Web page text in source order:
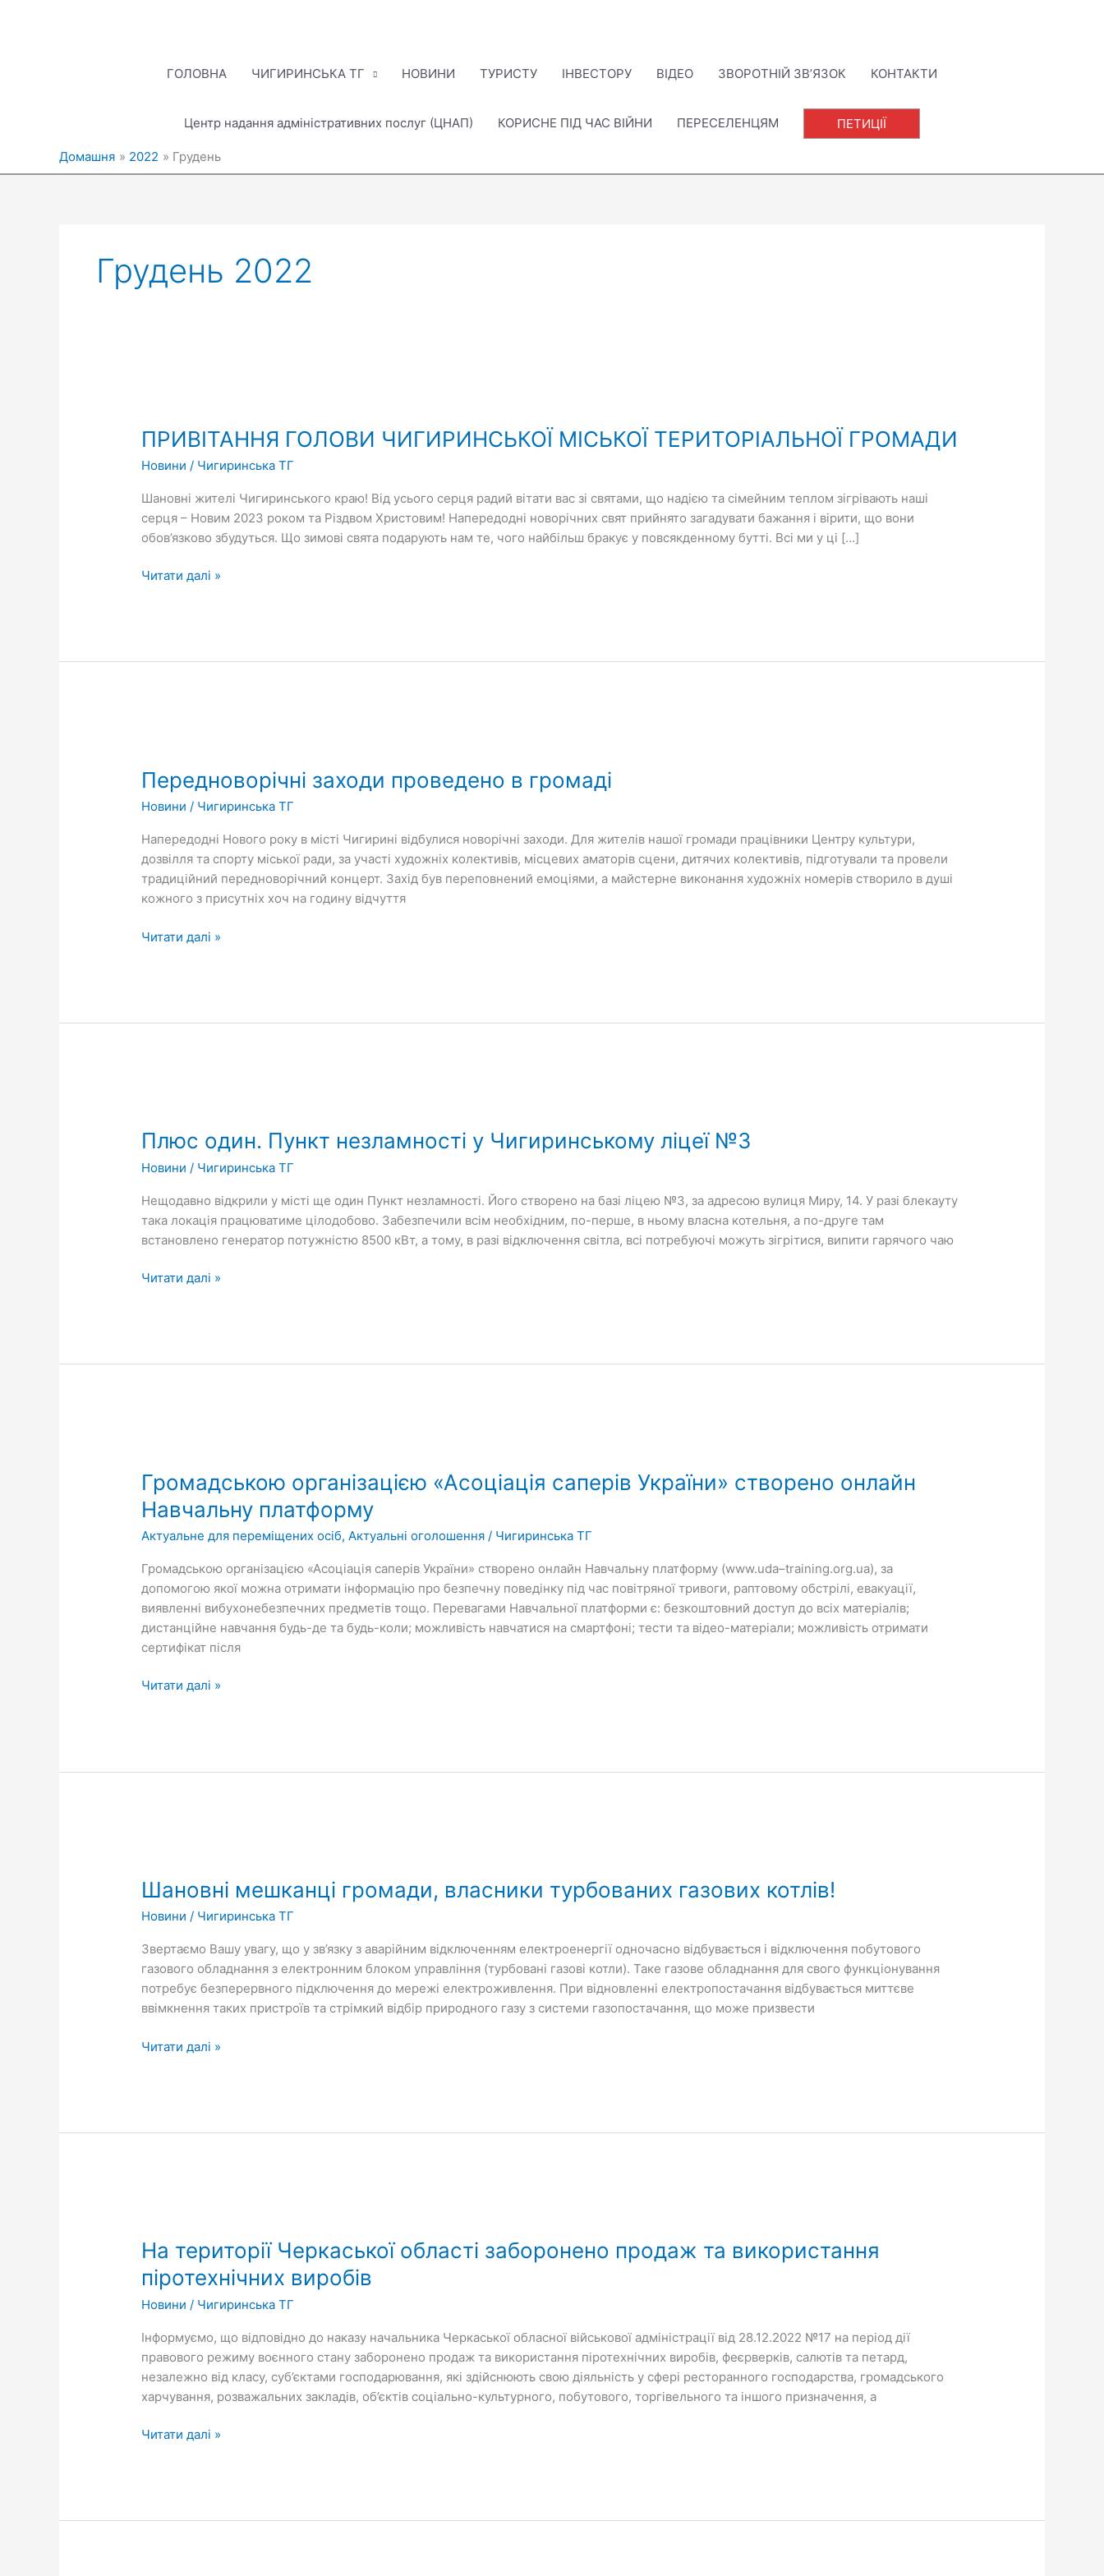
ГОЛОВНА
ЧИГИРИНСЬКА ТГ НОВИНИ ТУРИСТУ ІНВЕСТОРУ ВІДЕО ЗВОРОТНІЙ ЗВ’ЯЗОК КОНТАКТИ
Центр надання адміністративних послуг (ЦНАП) КОРИСНЕ ПІД ЧАС ВІЙНИ ПЕРЕСЕЛЕНЦЯМ ПЕТИЦІЇ
Домашня 2022 Грудень
Грудень 2022
ПРИВІТАННЯ ГОЛОВИ ЧИГИРИНСЬКОЇ МІСЬКОЇ ТЕРИТОРІАЛЬНОЇ ГРОМАДИ
Новини / Чигиринська ТГ
Шановні жителі Чигиринського краю! Від усього серця радий вітати вас зі святами, що надією та сімейним теплом зігрівають наші
серця – Новим 2023 роком та Різдвом Христовим! Напередодні новорічних свят прийнято загадувати бажання і вірити, що вони
обов’язково збудуться. Що зимові свята подарують нам те, чого найбільш бракує у повсякденному бутті. Всі ми у ці […]
ЧИГИРИНСЬКОЇ
ТЕРИТОРІАЛЬНОЇ
ГРОМАДИ
Читати далі »
Передноворічні заходи проведено в громаді
Новини / Чигиринська ТГ
Напередодні Нового року в місті Чигирині відбулися новорічні заходи. Для жителів нашої громади працівники Центру культури,
дозвілля та спорту міської ради, за участі художніх колективів, місцевих аматорів сцени, дитячих колективів, підготували та провели
традиційний передноворічний концерт. Захід був переповнений емоціями, а майстерне виконання художніх номерів створило в душі
кожного з присутніх хоч на годину відчуття
проведено
громаді
Читати далі »
Плюс один. Пункт незламності у Чигиринському ліцеї №3
Новини / Чигиринська ТГ
Нещодавно відкрили у місті ще один Пункт незламності. Його створено на базі ліцею №3, за адресою вулиця Миру, 14. У разі блекауту
така локація працюватиме цілодобово. Забезпечили всім необхідним, по-перше, в ньому власна котельня, а по-друге там
встановлено генератор потужністю 8500 кВт, а тому, в разі відключення світла, всі потребуючі можуть зігрітися, випити гарячого чаю
Пункт
у
Чигиринському
ліцеї
№3
Читати далі »
Громадською організацією «Асоціація саперів України» створено онлайн
Навчальну платформу
Актуальне для переміщених осіб,Актуальні оголошення / Чигиринська ТГ
Громадською організацією «Асоціація саперів України» створено онлайн Навчальну платформу (www.uda–training.org.ua), за
допомогою якої можна отримати інформацію про безпечну поведінку під час повітряної тривоги, раптовому обстрілі, евакуації,
виявленні вибухонебезпечних предметів тощо. Перевагами Навчальної платформи є: безкоштовний доступ до всіх матеріалів;
дистанційне навчання будь-де та будь-коли; можливість навчатися на смартфоні; тести та відео-матеріали; можливість отримати
сертифікат після
«Асоціація
саперів
України»
створено
Навчальну
платформу
Читати далі »
Шановні мешканці громади, власники турбованих газових котлів!
Новини / Чигиринська ТГ
Звертаємо Вашу увагу, що у зв’язку з аварійним відключенням електроенергії одночасно відбувається і відключення побутового
газового обладнання з електронним блоком управління (турбовані газові котли). Таке газове обладнання для свого функціонування
потребує безперервного підключення до мережі електроживлення. При відновленні електропостачання відбувається миттєве
ввімкнення таких пристроїв та стрімкий відбір природного газу з системи газопостачання, що може призвести
громади,
турбованих
газових
котлів!
Читати далі »
На території Черкаської області заборонено продаж та використання
піротехнічних виробів
Новини / Чигиринська ТГ
Інформуємо, що відповідно до наказу начальника Черкаської обласної військової адміністрації від 28.12.2022 №17 на період дії
правового режиму воєнного стану заборонено продаж та використання піротехнічних виробів, феєрверків, салютів та петард,
незалежно від класу, суб’єктами господарювання, які здійснюють свою діяльність у сфері ресторанного господарства, громадського
харчування, розважальних закладів, об’єктів соціально-культурного, побутового, торгівельного та іншого призначення, а
Черкаської
області
заборонено
продаж
використання
піротехнічних
виробів
Читати далі »